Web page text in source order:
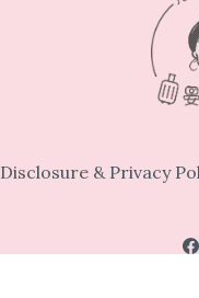
Disclosure & Privacy